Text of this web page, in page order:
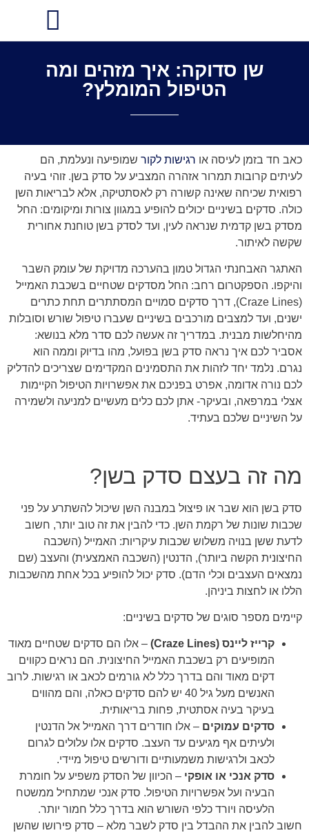
שן סדוקה: איך מזהים ומה
הטיפול המומלץ?
כאב חד בזמן לעיסה או רגישות לקור שמופיעה ונעלמת, הם
לעיתים קרובות תמרור אזהרה המצביע על סדק בשן. זוהי בעיה
רפואית שכיחה שאינה קשורה רק לאסתטיקה, אלא לבריאות השן
כולה. סדקים בשיניים יכולים להופיע במגוון צורות ומיקומים: החל
מסדק בשן קדמית שנראה לעין, ועד לסדק בשן טוחנת אחורית
שקשה לאיתור.
האתגר האבחנתי הגדול טמון בהערכה מדויקת של עומק השבר
והיקפו. הספקטרום רחב: החל מסדקים שטחיים בשכבת האמייל
(Craze Lines), דרך סדקים סמויים המסתתרים תחת כתרים
ישנים, ועד למצבים מורכבים בשיניים שעברו טיפול שורש וסובלות
מהיחלשות מבנית. במדריך זה אעשה לכם סדר מלא בנושא:
אסביר לכם איך נראה סדק בשן בפועל, מהו בדיוק וממה הוא
נגרם. נלמד יחד לזהות את התסמינים המקדימים שצריכים להדליק
לכם נורה אדומה, אפרט בפניכם את אפשרויות הטיפול הקיימות
אצלי במרפאה, ובעיקר- אתן לכם כלים מעשיים למניעה ולשמירה
על השיניים שלכם בעתיד.
מה זה בעצם סדק בשן?
סדק בשן הוא שבר או פיצול במבנה השן שיכול להשתרע על פני
שכבות שונות של רקמת השן. כדי להבין את זה טוב יותר, חשוב
לדעת ששן בנויה משלוש שכבות עיקריות: האמייל (השכבה
החיצונית הקשה ביותר), הדנטין (השכבה האמצעית) והעצב (שם
נמצאים העצבים וכלי הדם). סדק יכול להופיע בכל אחת מהשכבות
הללו או לחצות ביניהן.
קיימים מספר סוגים של סדקים בשיניים:
קרייז ליינס (Craze Lines)
– אלו הם סדקים שטחיים מאוד
המופיעים רק בשכבת האמייל החיצונית. הם נראים כקווים
דקים מאוד והם בדרך כלל לא גורמים לכאב או רגישות. לרוב
האנשים מעל גיל 40 יש להם סדקים כאלה, והם מהווים
בעיקר בעיה אסתטית, פחות בריאותית.
סדקים עמוקים – אלו חודרים דרך האמייל אל הדנטין
ולעיתים אף מגיעים עד העצב. סדקים אלו עלולים לגרום
לכאב ולרגישות משמעותיים ודורשים טיפול מיידי.
סדק אנכי או אופקי – הכיוון של הסדק משפיע על חומרת
הבעיה ועל אפשרויות הטיפול. סדק אנכי שמתחיל ממשטח
הלעיסה ויורד כלפי השורש הוא בדרך כלל חמור יותר.
חשוב להבין את ההבדל בין סדק לשבר מלא – סדק פירושו שהשן